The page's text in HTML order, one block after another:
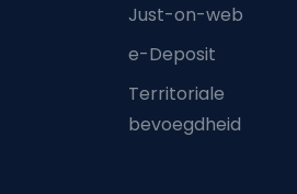
Just-on-web
e-Deposit
Territoriale
bevoegdheid